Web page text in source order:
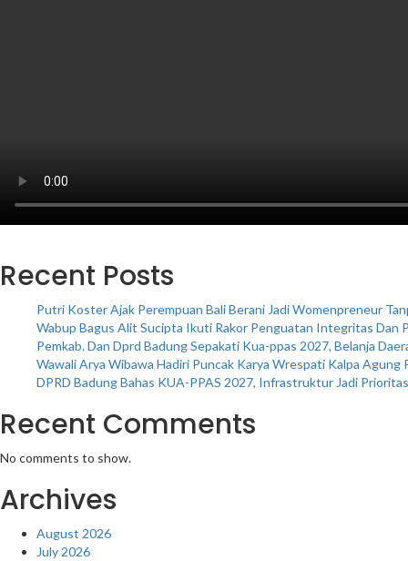
Recent Posts
Putri Koster Ajak Perempuan Bali Berani Jadi Womenpreneur
Wabup Bagus Alit Sucipta Ikuti Rakor Penguatan Integritas Dan
Pemkab. Dan Dprd Badung Sepakati Kua-ppas 2027, Belanja
Wawali Arya Wibawa Hadiri Puncak Karya Wrespati Kalpa Agung
DPRD Badung Bahas KUA-PPAS 2027, Infrastruktur Jadi Prioritas
Recent Comments
No comments to show.
Archives
August 2026
July 2026